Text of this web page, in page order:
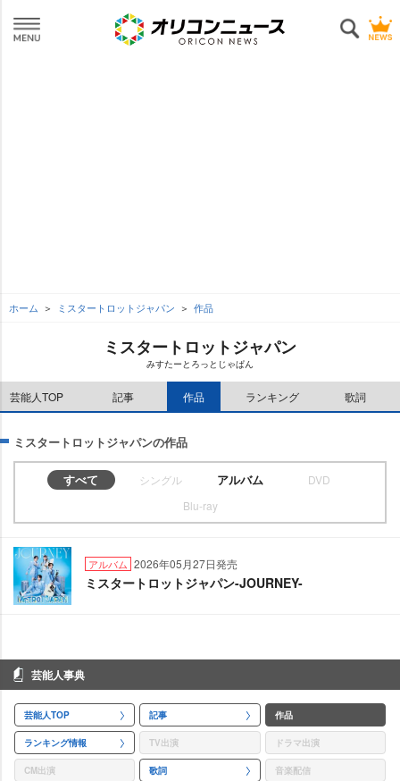
ホーム ミスタートロットジャパン 作品
ミスタートロットジャパン
みすたーとろっとじゃぱん
芸能人TOP 記事 作品 ランキング 歌詞
ミスタートロットジャパンの作品
すべて シングル アルバム
DVD
Blu-ray
アルバム 2026年05月27日発売
ミスタートロットジャパン-JOURNEY-
芸能人事典
芸能人TOP 記事 作品
ランキング情報 TV出演 ドラマ出演
CM出演 歌詞 音楽配信